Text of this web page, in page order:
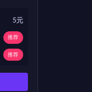
5元
推荐
推荐